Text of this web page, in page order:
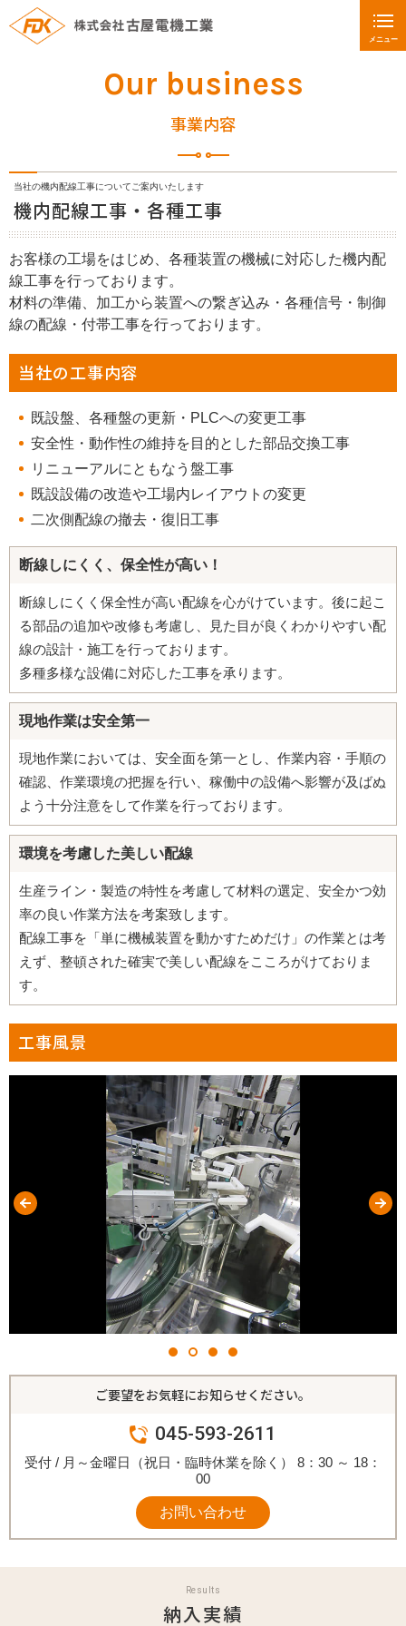
メニュー
Our business
事業内容
当社の機内配線工事についてご案内いたします
機内配線工事・各種工事
お客様の工場をはじめ、各種装置の機械に対応した機内配
線工事を行っております。
材料の準備、加工から装置への繋ぎ込み・各種信号・制御
線の配線・付帯工事を行っております。
当社の工事内容
既設盤、各種盤の更新・PLCへの変更工事
安全性・動作性の維持を目的とした部品交換工事
リニューアルにともなう盤工事
既設設備の改造や工場内レイアウトの変更
二次側配線の撤去・復旧工事
断線しにくく、保全性が高い！
断線しにくく保全性が高い配線を心がけています。後に起こ
る部品の追加や改修も考慮し、見た目が良くわかりやすい配
線の設計・施工を行っております。
多種多様な設備に対応した工事を承ります。
現地作業は安全第一
現地作業においては、安全面を第一とし、作業内容・手順の
確認、作業環境の把握を行い、稼働中の設備へ影響が及ばぬ
よう十分注意をして作業を行っております。
環境を考慮した美しい配線
生産ライン・製造の特性を考慮して材料の選定、安全かつ効
率の良い作業方法を考案致します。
配線工事を「単に機械装置を動かすためだけ」の作業とは考
えず、整頓された確実で美しい配線をこころがけておりま
す。
工事風景
ご要望をお気軽にお知らせください。
045-593-2611
受付 / 月～金曜日（祝日・臨時休業を除く） 8：30 ～ 18：
00
お問い合わせ
Results
納入実績